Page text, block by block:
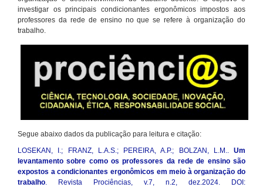
investigar os principais condicionantes ergonômicos impostos aos
professores da rede de ensino no que se refere à organização do
trabalho.
Segue abaixo dados da publicação para leitura e citação:
LOSEKAN, I.; FRANZ, L.A.S.; PEREIRA, A.P.; BOLZAN, L.M.. Um
levantamento sobre como os professores da rede de ensino são
expostos a condicionantes ergonômicos em meio à organização do
trabalho. Revista Prociências, v.7, n.2, dez.2024. DOI: